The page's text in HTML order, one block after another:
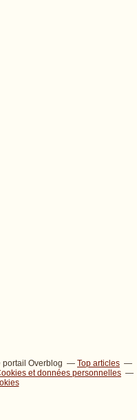
portail Overblog
Top articles
et données personnelles